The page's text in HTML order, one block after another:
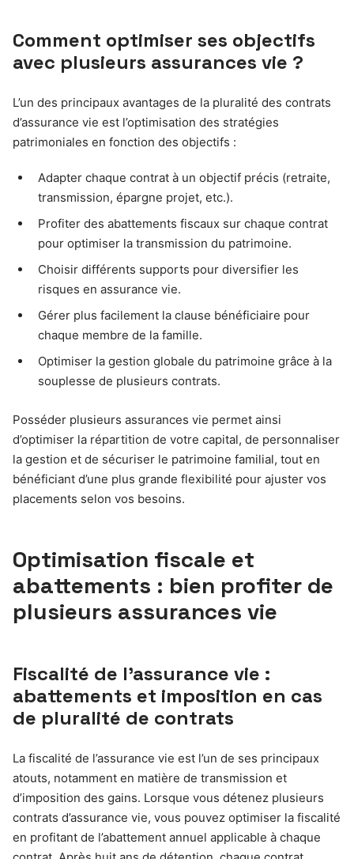
Comment optimiser ses objectifs
avec plusieurs assurances vie ?
L’un des principaux avantages de la pluralité des contrats
d’assurance vie est l’optimisation des stratégies
patrimoniales en fonction des objectifs :
Adapter chaque contrat à un objectif précis (retraite,
transmission, épargne projet, etc.).
Profiter des abattements fiscaux sur chaque contrat
pour optimiser la transmission du patrimoine.
Choisir différents supports pour diversifier les
risques en assurance vie.
Gérer plus facilement la clause bénéficiaire pour
chaque membre de la famille.
Optimiser la gestion globale du patrimoine grâce à la
souplesse de plusieurs contrats.
Posséder plusieurs assurances vie permet ainsi
d’optimiser la répartition de votre capital, de personnaliser
la gestion et de sécuriser le patrimoine familial, tout en
bénéficiant d’une plus grande flexibilité pour ajuster vos
placements selon vos besoins.
Optimisation fiscale et
abattements : bien profiter de
plusieurs assurances vie
Fiscalité de l’assurance vie :
abattements et imposition en cas
de pluralité de contrats
La fiscalité de l’assurance vie est l’un de ses principaux
atouts, notamment en matière de transmission et
d’imposition des gains. Lorsque vous détenez plusieurs
contrats d’assurance vie, vous pouvez optimiser la fiscalité
en profitant de l’abattement annuel applicable à chaque